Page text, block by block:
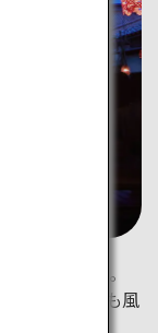
ントも満載。
で楽しむのも風